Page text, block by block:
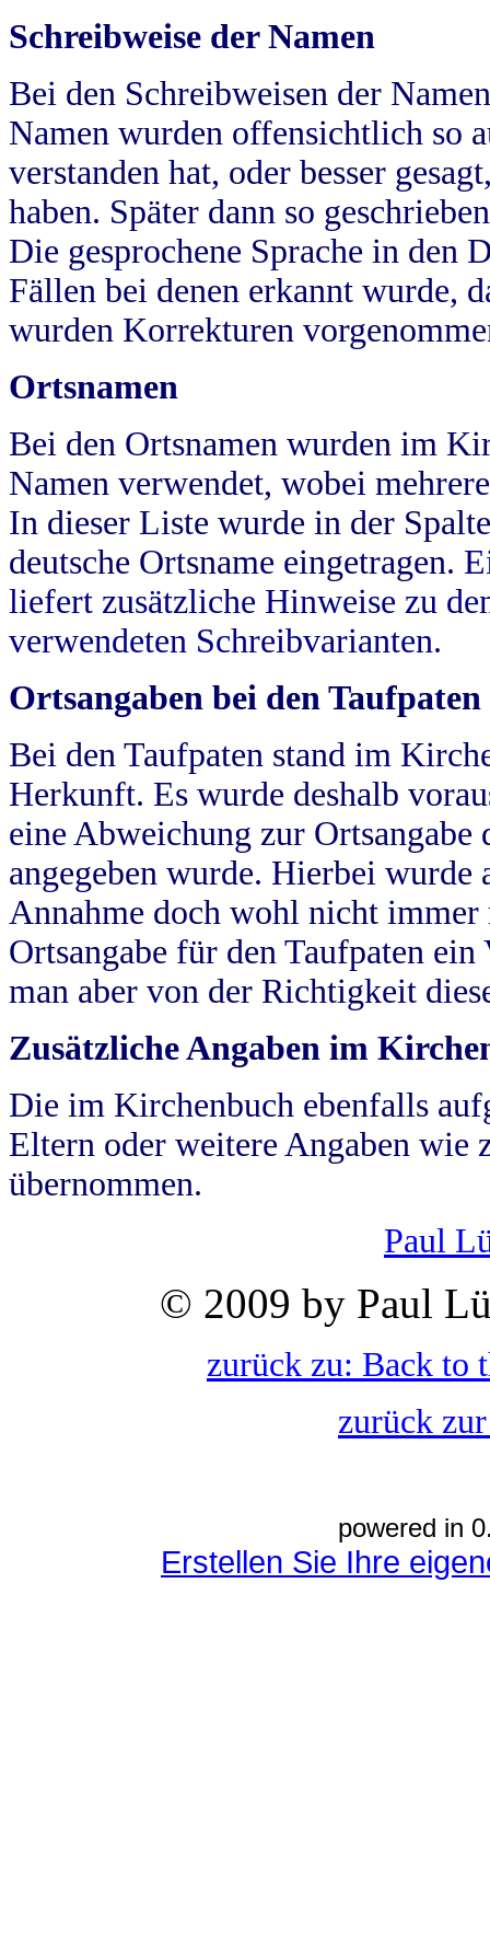
Schreibweise der Namen
Bei den Schreibweisen der
Namen wurden offensichtlich so
verstanden hat, oder besser
haben. Später dann so
Die gesprochene Sprache in
Fällen bei denen erkannt wurde,
wurden Korrekturen
Ortsnamen
Bei den Ortsnamen wurden im
Namen verwendet, wobei
In dieser Liste wurde in der
deutsche Ortsname eingetragen.
liefert zusätzliche Hinweise zu
verwendeten Schreibvarianten.
Ortsangaben bei den Taufpaten
Bei den Taufpaten stand im
Herkunft. Es wurde deshalb
eine Abweichung zur
angegeben wurde. Hierbei wurde
Annahme doch wohl nicht
Ortsangabe für den Taufpaten
man aber von der Richtigkeit
Zusätzliche Angaben im
Die im Kirchenbuch ebenfalls
Eltern oder weitere Angaben wie
übernommen.
Paul
© 2009 by Paul
zurück zu: Back to
zurück
powered in
Erstellen Sie Ihre